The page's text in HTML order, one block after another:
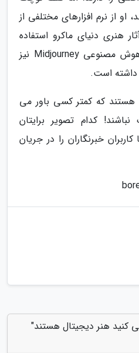
او از نرم افزارهای مختلفی از
هنری دنیای ماکرو استفاده
نموده، ضمن اینکه برنامه هوش مصنوعی Midjourney نیز
داشته است.
هستند که کمتر کسی باور می
کدام تصویر برایتان
خبرنگاران را در جریان
کنید هنر دیجیتال هستند"